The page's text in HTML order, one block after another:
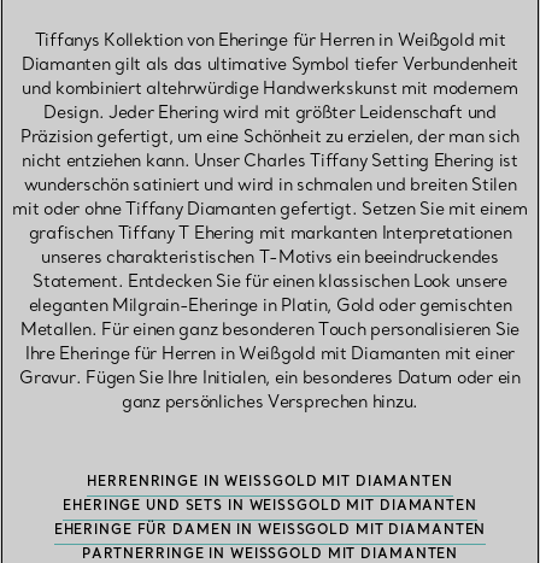
Tiffanys Kollektion von Eheringe für Herren in Weißgold mit
Diamanten gilt als das ultimative Symbol tiefer Verbundenheit
und kombiniert altehrwürdige Handwerkskunst mit modernem
Design. Jeder Ehering wird mit größter Leidenschaft und
Präzision gefertigt, um eine Schönheit zu erzielen, der man sich
nicht entziehen kann. Unser Charles Tiffany Setting Ehering ist
wunderschön satiniert und wird in schmalen und breiten Stilen
mit oder ohne Tiffany Diamanten gefertigt. Setzen Sie mit einem
grafischen Tiffany T Ehering mit markanten Interpretationen
unseres charakteristischen T-Motivs ein beeindruckendes
Statement. Entdecken Sie für einen klassischen Look unsere
eleganten Milgrain-Eheringe in Platin, Gold oder gemischten
Metallen. Für einen ganz besonderen Touch personalisieren Sie
Ihre Eheringe für Herren in Weißgold mit Diamanten mit einer
Gravur. Fügen Sie Ihre Initialen, ein besonderes Datum oder ein
ganz persönliches Versprechen hinzu.
HERRENRINGE IN WEISSGOLD MIT DIAMANTEN
EHERINGE UND SETS IN WEISSGOLD MIT DIAMANTEN
EHERINGE FÜR DAMEN IN WEISSGOLD MIT DIAMANTEN
PARTNERRINGE IN WEISSGOLD MIT DIAMANTEN